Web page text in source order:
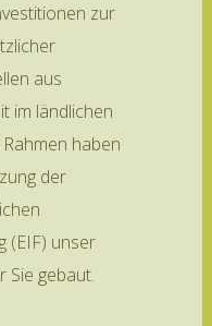
zur
aus
im ländlichen
Rahmen haben
der
(EIF) unser
Sie gebaut.